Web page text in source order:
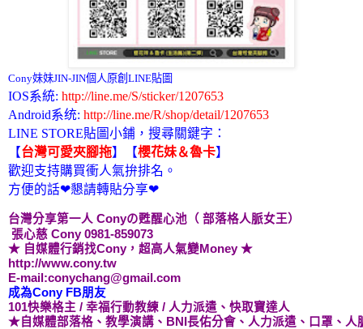
Cony妹妹JIN-JIN個人原創LINE貼圖
IOS系統: http://line.me/S/sticker/1207653
Android系统: http://line.me/R/shop/detail/1207653
LINE STORE貼圖小鋪，搜尋關鍵字：
【台灣可愛夾腳拖】 【櫻花妹＆魯卡】
歡迎支持購買衝人氣拚排名。
方便的話❤懇請轉貼分享❤
台灣分享第一人 Conyの甦醒心池 （ 部落格人脈女王）
張心慈 Cony 0981-859073
★ 自媒體行銷找Cony，超高人氣變Money ★
http://www.cony.tw
E-mail:conychang@gmail.com
成為Cony FB朋友
101快樂格主 / 幸福行動教練 / 人力派遣、 快取寶達人
★自媒體部落格、教學演講 、BNI長佑分會、 人力派遣、口罩、